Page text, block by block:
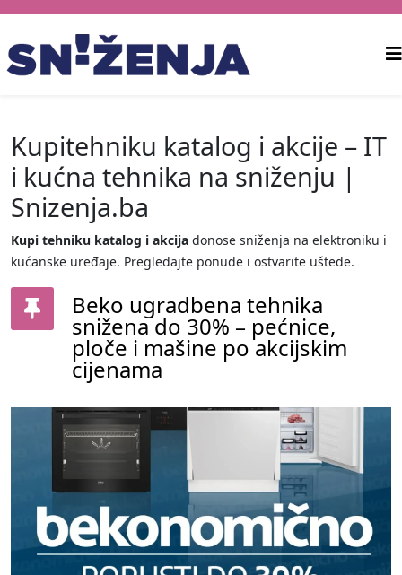
Kupitehniku katalog i akcije – IT
i kućna tehnika na sniženju |
Snizenja.ba
Kupi tehniku katalog i akcija donose sniženja na elektroniku i
kućanske uređaje. Pregledajte ponude i ostvarite uštede.
Beko ugradbena tehnika
snižena do 30% – pećnice,
ploče i mašine po akcijskim
cijenama